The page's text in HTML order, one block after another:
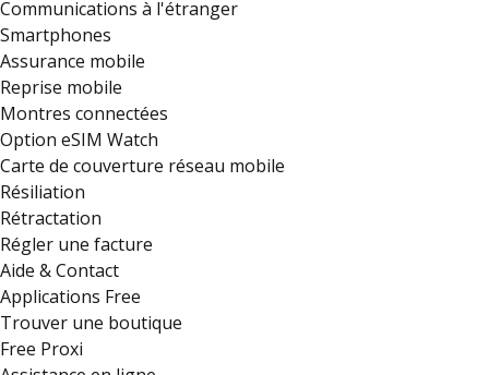
Communications à l'étranger
Smartphones
Assurance mobile
Reprise mobile
Montres connectées
Option eSIM Watch
Carte de couverture réseau mobile
Résiliation
Rétractation
Régler une facture
Aide & Contact
Applications Free
Trouver une boutique
Free Proxi